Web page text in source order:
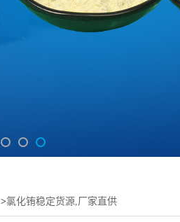
>氯化铕稳定货源,厂家直供